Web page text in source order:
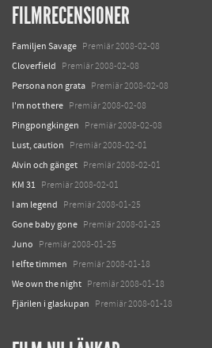
FILMRECENSIONER
Familjen Savage Premiär 2008-02-08
Cloverfield Premiär 2008-02-08
Persona non grata Premiär 2008-02-08
I'm not there Premiär 2008-02-08
Pingpongkingen Premiär 2008-02-08
Lust, caution Premiär 2008-02-01
Alvin och gänget Premiär 2008-02-01
KM 31 Premiär 2008-02-01
I am legend Premiär 2008-01-25
Gone baby gone Premiär 2008-01-25
Juno Premiär 2008-01-25
I elfte timmen Premiär 2008-01-18
We own the night Premiär 2008-01-18
Fjärilen i glaskupan Premiär 2008-01-18